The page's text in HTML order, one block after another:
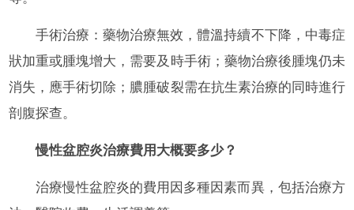
手術治療：藥物治療無效，體溫持續不下降，中毒症
狀加重或腫塊增大，需要及時手術；藥物治療後腫塊仍未
消失，應手術切除；膿腫破裂需在抗生素治療的同時進行
剖腹探查。
慢性盆腔炎治療費用大概要多少？
治療慢性盆腔炎的費用因多種因素而異，包括治療方